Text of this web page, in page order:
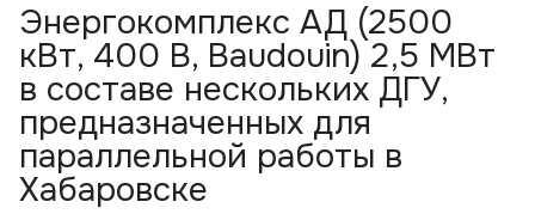
Энергокомплекс АД (2500
кВт, 400 В, Baudouin) 2,5 МВт
в составе нескольких ДГУ,
предназначенных для
параллельной работы в
Хабаровске